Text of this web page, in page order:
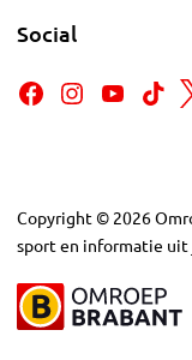
Social
Copyright © 2026
sport en informatie uit